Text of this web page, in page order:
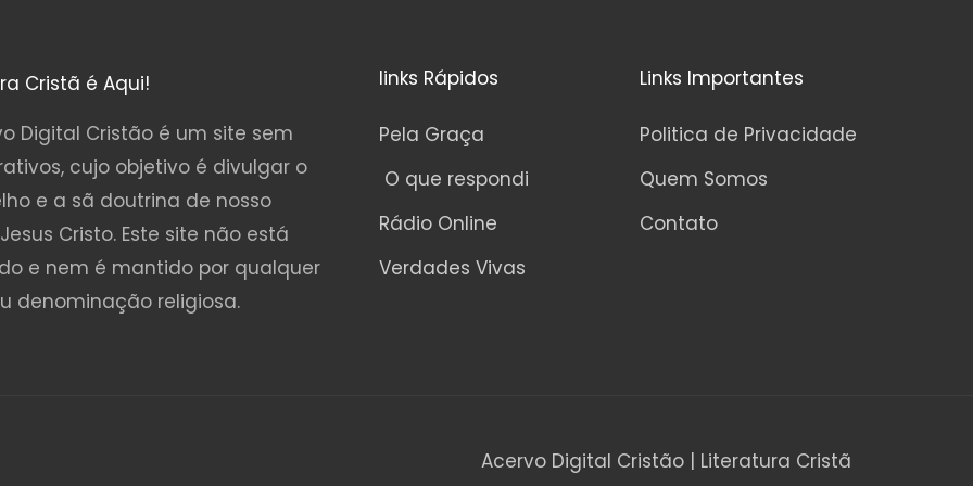
Cristã é Aqui!
Digital Cristão é um site sem
cujo objetivo é divulgar o
e a sã doutrina de nosso
Cristo. Este site não está
e nem é mantido por qualquer
denominação religiosa.
links Rápidos
Pela Graça
O que respondi
Rádio Online
Verdades Vivas
Links Importantes
Politica de Privacidade
Quem Somos
Contato
Acervo Digital Cristão | Literatura Cristã